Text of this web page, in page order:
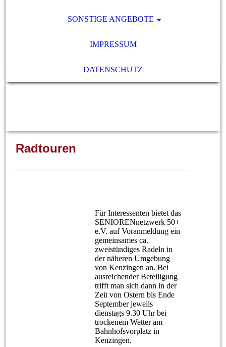
SONSTIGE ANGEBOTE
IMPRESSUM
DATENSCHUTZ
Radtouren
Für Interessenten bietet das
SENIORENnetzwerk 50+
e.V. auf Voranmeldung ein
gemeinsames ca.
zweistündiges Radeln in
der näheren Umgebung
von Kenzingen an. Bei
ausreichender Beteiligung
trifft man sich dann in der
Zeit von Ostern bis Ende
September jeweils
dienstags 9.30 Uhr bei
trockenem Wetter am
Bahnhofsvorplatz in
Kenzingen.